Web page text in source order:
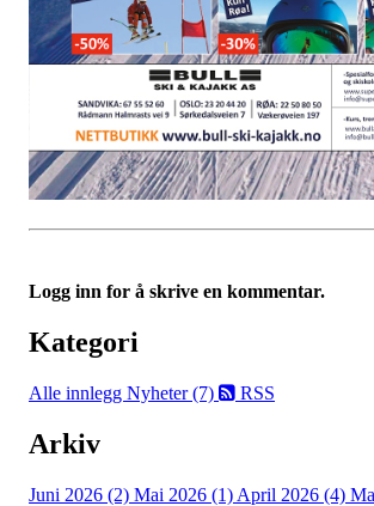
Logg inn for å skrive en kommentar.
Kategori
Alle innlegg Nyheter (7) RSS
Arkiv
Juni 2026 (2) Mai 2026 (1) April 2026 (4)